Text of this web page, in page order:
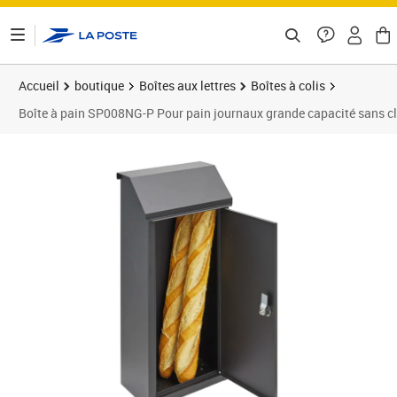
Accueil boutique Boîtes aux lettres
Boîtes à colis
Boîte à pain SP008NG-P Pour pain journaux grande capacité sans